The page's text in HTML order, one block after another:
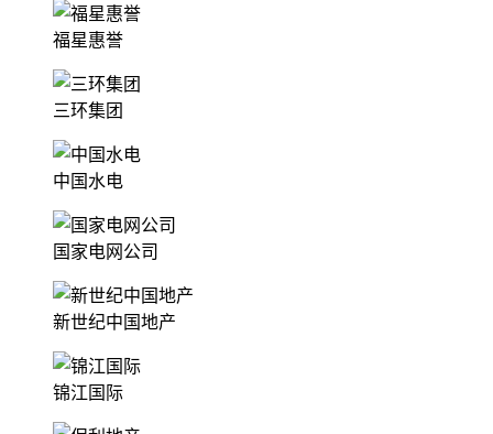
福星惠誉
三环集团
中国水电
国家电网公司
新世纪中国地产
锦江国际